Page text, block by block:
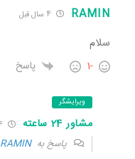
RAMIN 4 سال قبل
سلام
-1 پاسخ
ویرایشگر
مشاور 24 ساعته 4 سال قبل
پاسخ بهRAMIN